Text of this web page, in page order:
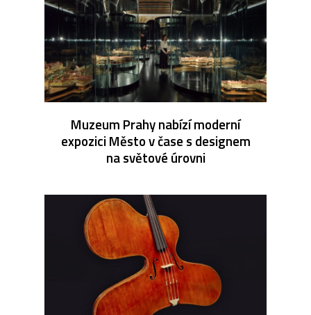
Muzeum Prahy nabízí moderní
expozici Město v čase s designem
na světové úrovni